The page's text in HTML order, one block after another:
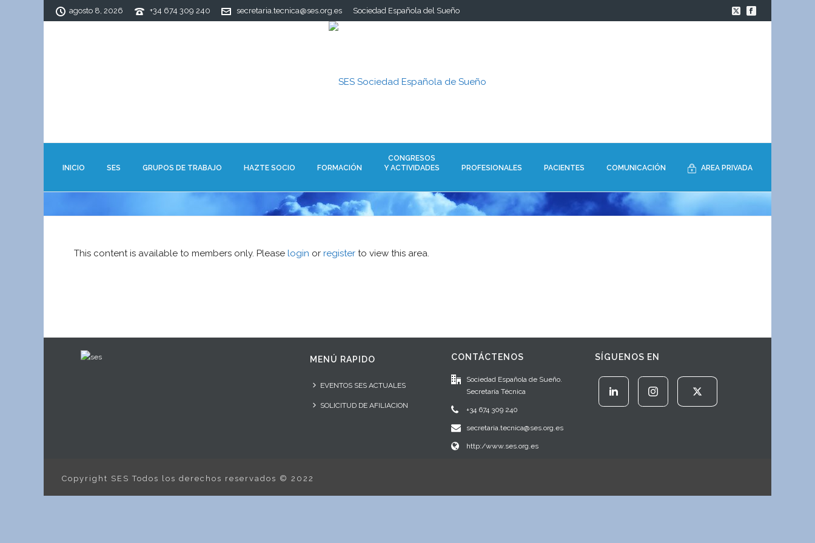
agosto 8, 2026 +34 674 309 240 secretaria.tecnica@ses.org.es Sociedad Española del Sueño
INICIO SES GRUPOS DE TRABAJO HAZTE SOCIO FORMACIÓN
CONGRESOS
Y ACTIVIDADES
PROFESIONALES PACIENTES COMUNICACIÓN AREA PRIVADA
This content is available to members only. Please login or register to view this area.
MENÚ RAPIDO
EVENTOS SES ACTUALES
SOLICITUD DE AFILIACION
CONTÁCTENOS
Sociedad Española de Sueño.
Secretaría Técnica
+34 674 309 240
secretaria.tecnica@ses.org.es
http:/www.ses.org.es
SÍGUENOS EN
Copyright SES Todos los derechos reservados © 2022